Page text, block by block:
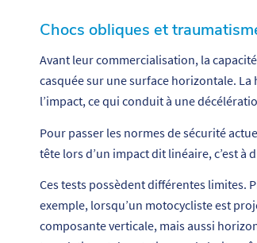
Chocs obliques et
Avant leur commercialisation, la
casquée sur une surface horizontale.
l’impact, ce qui conduit à une
Pour passer les normes de sécurité
tête lors d’un impact dit linéaire, c’est
Ces tests possèdent différentes limites.
exemple, lorsqu’un motocycliste est
composante verticale, mais aussi